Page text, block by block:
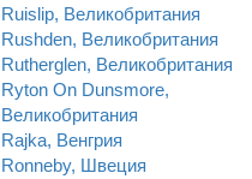
Ruislip, Великобритания
Rushden, Великобритания
Rutherglen, Великобритания
Ryton On Dunsmore,
Великобритания
Rajka, Венгрия
Ronneby, Швеция